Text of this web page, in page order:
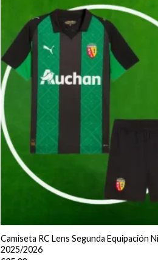
Camiseta RC Lens Segunda Equipación
2025/2026